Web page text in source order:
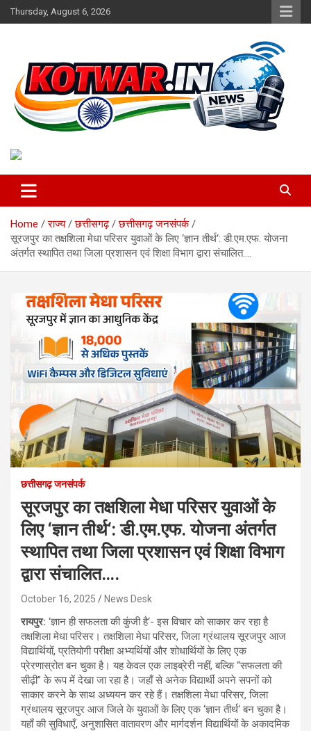
Skip
to
Thursday, August 6, 2026
kotwar.in
Home राज्य छत्तीसगढ़
छत्तीसगढ़ जनसंपर्क
सूरजपुर का तक्षशिला मेधा परिसर युवाओं के लिए ‘ज्ञान तीर्थ‘: डी.एम.एफ. योजना
अंतर्गत स्थापित तथा जिला प्रशासन एवं शिक्षा विभाग द्वारा संचालित….
छत्तीसगढ़ जनसंपर्क
सूरजपुर का तक्षशिला मेधा परिसर युवाओं के
लिए ‘ज्ञान तीर्थ‘: डी.एम.एफ. योजना अंतर्गत
स्थापित तथा जिला प्रशासन एवं शिक्षा विभाग
द्वारा संचालित….
October 16, 2025 News Desk
रायपुर: ‘ज्ञान ही सफलता की कुंजी है‘- इस विचार को साकार कर रहा है
तक्षशिला मेधा परिसर। तक्षशिला मेधा परिसर, जिला ग्रंथालय सूरजपुर आज
विद्यार्थियों, प्रतियोगी परीक्षा अभ्यर्थियों और शोधार्थियों के लिए एक
प्रेरणास्रोत बन चुका है। यह केवल एक लाइब्रेरी नहीं, बल्कि “सफलता की
सीढ़ी” के रूप में देखा जा रहा है। जहाँ से अनेक विद्यार्थी अपने सपनों को
साकार करने के साथ अध्ययन कर रहे हैं। तक्षशिला मेधा परिसर, जिला
ग्रंथालय सूरजपुर आज जिले के युवाओं के लिए एक ‘ज्ञान तीर्थ‘ बन चुका है।
यहाँ की सुविधाएँ, अनुशासित वातावरण और मार्गदर्शन विद्यार्थियों के अकादमिक